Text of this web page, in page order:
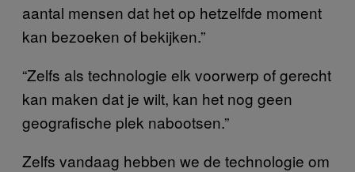
aantal mensen dat het op hetzelfde moment
kan bezoeken of bekijken.”
“Zelfs als technologie elk voorwerp of gerecht
kan maken dat je wilt, kan het nog geen
geografische plek nabootsen.”
Zelfs vandaag hebben we de technologie om